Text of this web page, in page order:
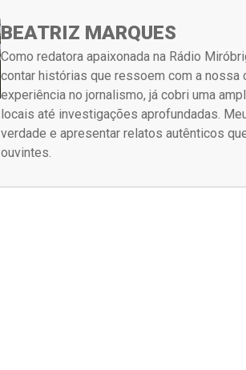
BEATRIZ MARQUES
Como redatora apaixonada na Rádio
contar histórias que ressoem com a nossa
experiência no jornalismo, já cobri uma
locais até investigações aprofundadas.
verdade e apresentar relatos autênticos
ouvintes.